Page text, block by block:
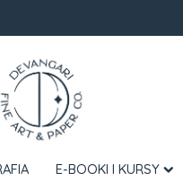
E-BOOKI I KURSY